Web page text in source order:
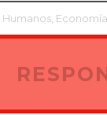
Economía,